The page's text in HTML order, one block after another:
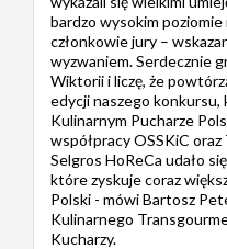
bardzo wysokim poziomie
członkowie jury –
wyzwaniem. Serdecznie
Wiktorii i liczę, że
edycji naszego
Kulinarnym Pucharze
współpracy OSSKiC
Selgros HoReCa udało
które zyskuje coraz
Polski - mówi Bartosz
Kulinarnego
Kucharzy.